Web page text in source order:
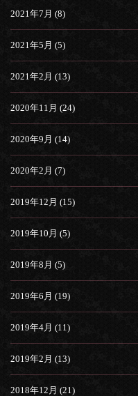
2021年7月 (8)
2021年5月 (5)
2021年2月 (13)
2020年11月 (24)
2020年9月 (14)
2020年2月 (7)
2019年12月 (15)
2019年10月 (5)
2019年8月 (5)
2019年6月 (19)
2019年4月 (11)
2019年2月 (13)
2018年12月 (21)